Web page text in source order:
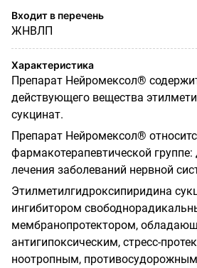
Входит в перечень
ЖНВЛП
Характеристика
Препарат Нейромексол®
действующего вещества
сукцинат.
Препарат Нейромексол®
фармакотерапевтической группе:
лечения заболеваний нервной
Этилметилгидроксипиридина
ингибитором
мембранопротектором,
антигипоксическим, стресс-
ноотропным,